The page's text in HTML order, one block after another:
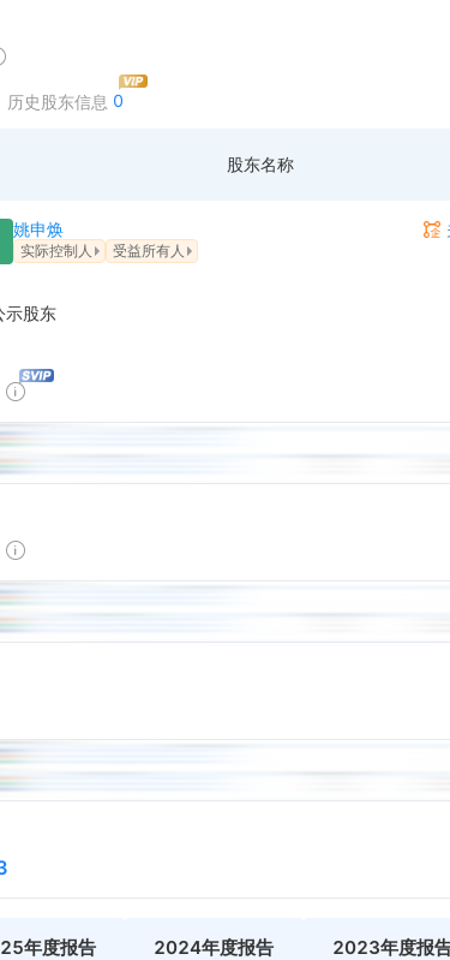
历史股东信息 0
股东名称
姚申焕
实际控制人 受益所有人
示股东
年度报告 2024年度报告 2023年度报